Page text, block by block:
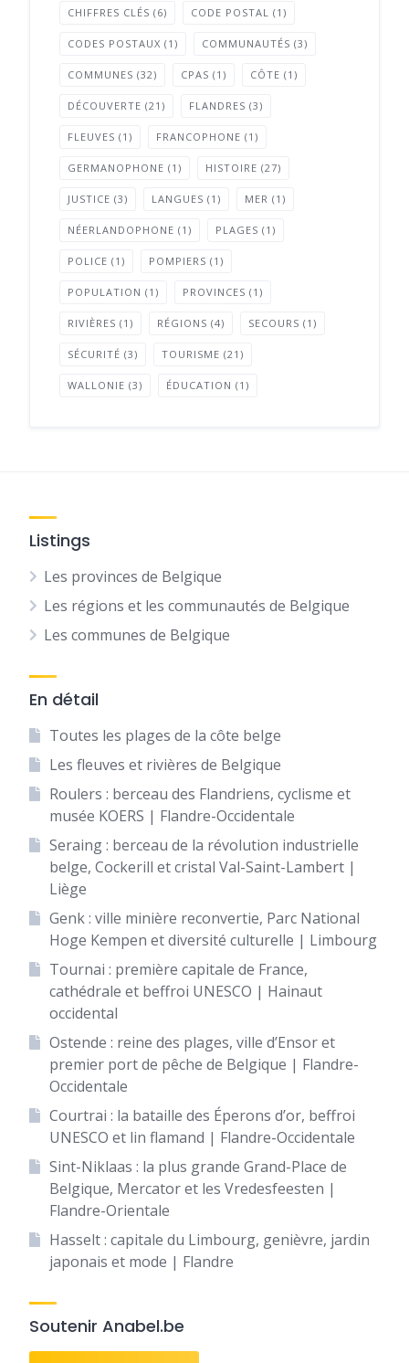
CHIFFRES CLÉS (6) CODE POSTAL (1)
CODES POSTAUX (1) COMMUNAUTÉS (3)
COMMUNES (32) CPAS (1) CÔTE (1)
DÉCOUVERTE (21) FLANDRES (3)
FLEUVES (1) FRANCOPHONE (1)
GERMANOPHONE (1) HISTOIRE (27)
JUSTICE (3) LANGUES (1) MER (1)
NÉERLANDOPHONE (1) PLAGES (1)
POLICE (1) POMPIERS (1)
POPULATION (1) PROVINCES (1)
RIVIÈRES (1) RÉGIONS (4) SECOURS (1)
SÉCURITÉ (3) TOURISME (21)
WALLONIE (3) ÉDUCATION (1)
Listings
Les provinces de Belgique
Les régions et les communautés de Belgique
Les communes de Belgique
En détail
Toutes les plages de la côte belge
Les fleuves et rivières de Belgique
Roulers : berceau des Flandriens, cyclisme et
musée KOERS | Flandre-Occidentale
Seraing : berceau de la révolution industrielle
belge, Cockerill et cristal Val-Saint-Lambert |
Liège
Genk : ville minière reconvertie, Parc National
Hoge Kempen et diversité culturelle | Limbourg
Tournai : première capitale de France,
cathédrale et beffroi UNESCO | Hainaut
occidental
Ostende : reine des plages, ville d’Ensor et
premier port de pêche de Belgique | Flandre-
Occidentale
Courtrai : la bataille des Éperons d’or, beffroi
UNESCO et lin flamand | Flandre-Occidentale
Sint-Niklaas : la plus grande Grand-Place de
Belgique, Mercator et les Vredesfeesten |
Flandre-Orientale
Hasselt : capitale du Limbourg, genièvre, jardin
japonais et mode | Flandre
Soutenir Anabel.be